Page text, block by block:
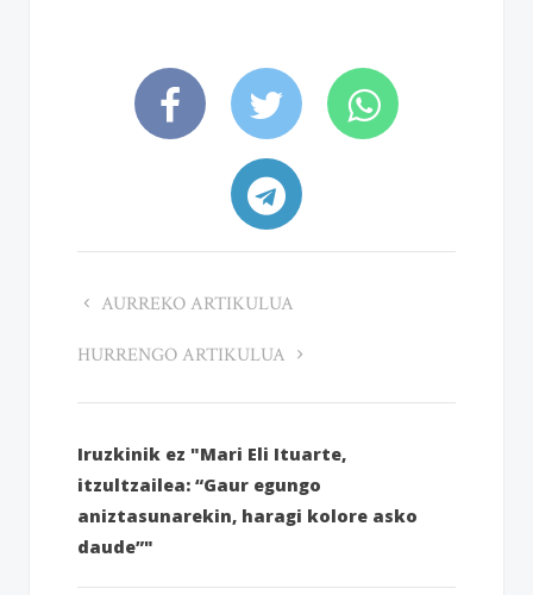
AURREKO ARTIKULUA
HURRENGO ARTIKULUA
Iruzkinik ez "Mari Eli Ituarte,
itzultzailea: “Gaur egungo
aniztasunarekin, haragi kolore asko
daude”"